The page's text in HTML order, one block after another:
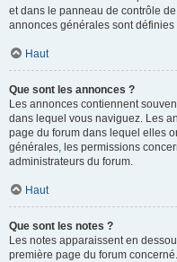
et dans le panneau de contrôle
annonces générales sont
Haut
Que sont les annonces ?
Les annonces contiennent
dans lequel vous naviguez. Les
page du forum dans lequel elles
générales, les permissions
administrateurs du forum.
Haut
Que sont les notes ?
Les notes apparaissent en
première page du forum